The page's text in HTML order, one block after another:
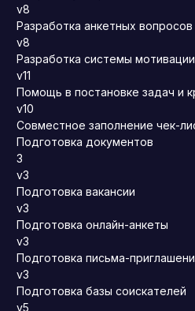
v8
Разработка анкетных вопросов
v8
Разработка системы мотивации
v11
Помощь в постановке задач и
v10
Совместное заполнение чек-
Подготовка документов
3
v3
Подготовка вакансии
v3
Подготовка онлайн-анкеты
v3
Подготовка письма-
v3
Подготовка базы соискателей
v5